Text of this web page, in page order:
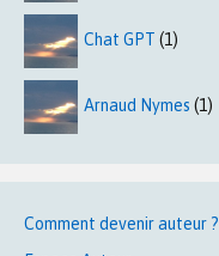
Chat GPT (1)
Arnaud Nymes (1)
Comment devenir auteur ?